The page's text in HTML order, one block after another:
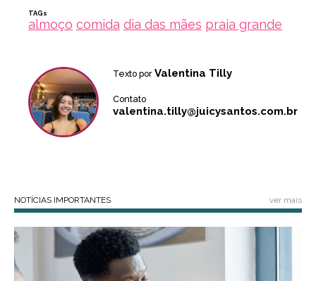
TAGs
almoço comida dia das mães praia grande
Texto por Valentina Tilly
Contato
valentina.tilly@juicysantos.com.br
NOTÍCIAS IMPORTANTES ver mais